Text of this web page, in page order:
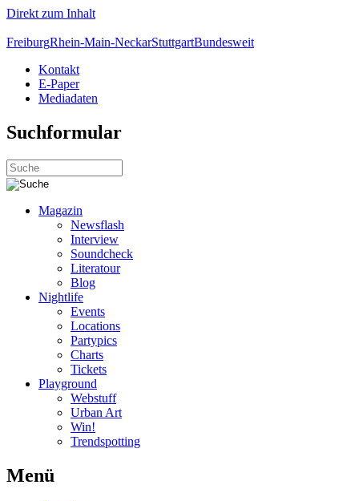
Direkt zum Inhalt
FreiburgRhein-Main-NeckarStuttgartBundesweit
Kontakt
E-Paper
Mediadaten
Suchformular
Magazin
Newsflash
Interview
Soundcheck
Literatour
Blog
Nightlife
Events
Locations
Partypics
Charts
Tickets
Playground
Webstuff
Urban Art
Win!
Trendspotting
Menü